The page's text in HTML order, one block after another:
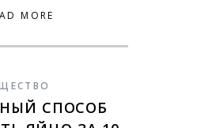
MORE
СПОСОБ